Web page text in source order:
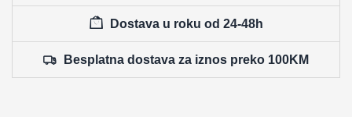
Dostava u roku od 24-48h
Besplatna dostava za iznos preko 100KM